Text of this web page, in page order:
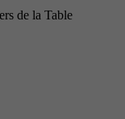
de la Table